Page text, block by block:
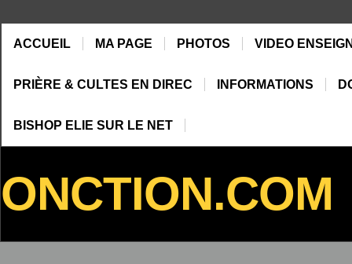
ACCUEIL MA PAGE PHOTOS VIDEO
PRIÈRE & CULTES EN DIREC INFORMATIONS
BISHOP ELIE SUR LE NET
ONCTION.COM